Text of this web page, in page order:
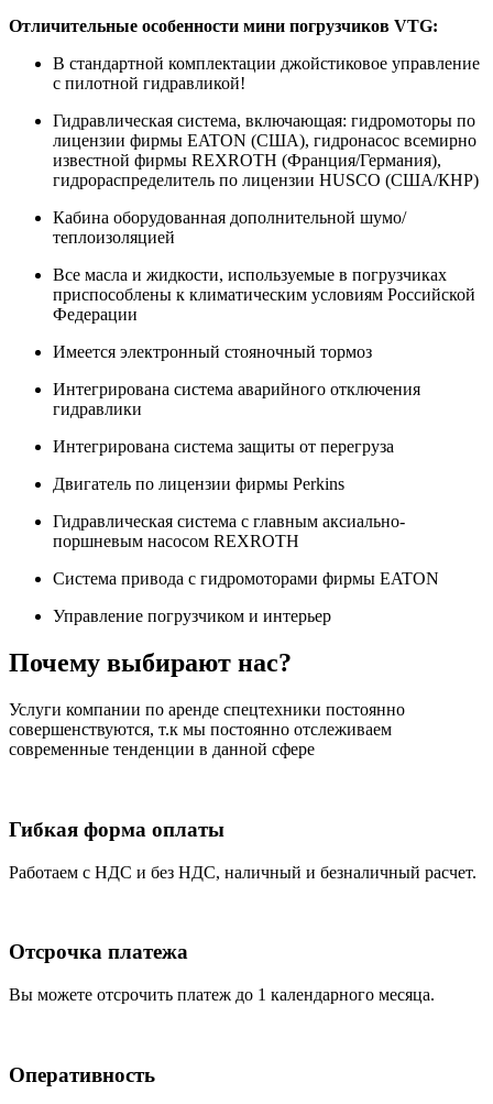
Отличительные особенности мини погрузчиков VTG:
В стандартной комплектации джойстиковое управление
с пилотной гидравликой!
Гидравлическая система, включающая: гидромоторы по
лицензии фирмы EATON (США), гидронасос всемирно
известной фирмы REXROTH (Франция/Германия),
гидрораспределитель по лицензии HUSCO (США/КНР)
Кабина оборудованная дополнительной шумо/
теплоизоляцией
Все масла и жидкости, используемые в погрузчиках
приспособлены к климатическим условиям Российской
Федерации
Имеется электронный стояночный тормоз
Интегрирована система аварийного отключения
гидравлики
Интегрирована система защиты от перегруза
Двигатель по лицензии фирмы Perkins
Гидравлическая система с главным аксиально-
поршневым насосом REXROTH
Система привода с гидромоторами фирмы EATON
Управление погрузчиком и интерьер
Почему выбирают нас?
Услуги компании по аренде спецтехники постоянно
совершенствуются, т.к мы постоянно отслеживаем
современные тенденции в данной сфере
Гибкая форма оплаты
Работаем с НДС и без НДС, наличный и безналичный расчет.
Отсрочка платежа
Вы можете отсрочить платеж до 1 календарного месяца.
Оперативность